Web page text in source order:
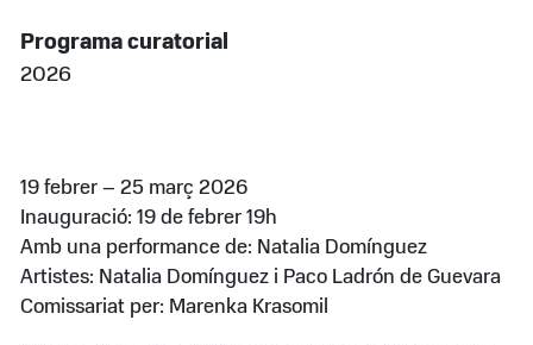
Programa curatorial
2026
19 febrer – 25 març 2026
Inauguració: 19 de febrer 19h
Amb una performance de: Natalia Domínguez
Artistes: Natalia Domínguez i Paco Ladrón de Guevara
Comissariat per: Marenka Krasomil